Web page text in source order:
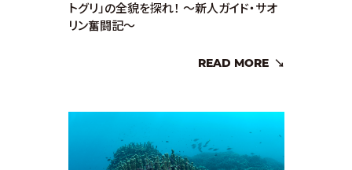
トグリ」の全貌を探れ！ ～新人ガイド・サオ
リン奮闘記～
READ MORE